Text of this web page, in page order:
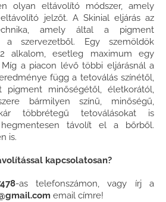
olyan eltávolító módszer, amely
jelzőt. A Skinial eljárás az
amely által a pigment
a szervezetből. Egy szemöldök
alkalom, esetleg maximum egy
Míg a piacon lévő többi eljárásnál a
függ a tetoválás színétől,
minőségétől, életkorától,
bármilyen színű, minőségű,
többrétegű tetoválásokat is
hegmentesen távolít el a bőrből.
is.
kapcsolatosan?
-as telefonszámon, vagy írj a
email címre!